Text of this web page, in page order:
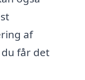
af
får det